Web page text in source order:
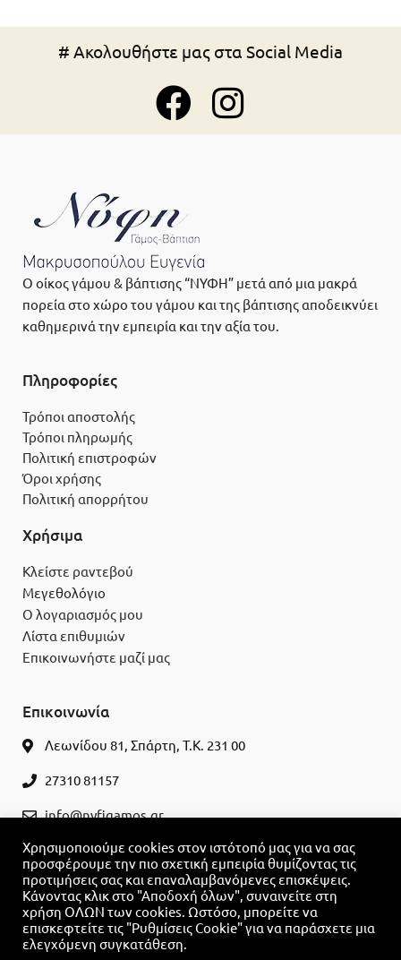
# Ακολουθήστε μας στα Social Media
Ο οίκος γάμου & βάπτισης “ΝΥΦΗ” μετά από μια μακρά
πορεία στο χώρο του γάμου και της βάπτισης αποδεικνύει
καθημερινά την εμπειρία και την αξία του.
Πληροφορίες
Τρόποι αποστολής
Τρόποι πληρωμής
Πολιτική επιστροφών
Όροι χρήσης
Πολιτική απορρήτου
Χρήσιμα
Κλείστε ραντεβού
Μεγεθολόγιο
Ο λογαριασμός μου
Λίστα επιθυμιών
Επικοινωνήστε μαζί μας
Επικοινωνία
Λεωνίδου 81, Σπάρτη, Τ.Κ. 231 00
27310 81157
info@nyfigamos.gr
ΚΛΕΊΣΤΕ ΡΑΝΤΕΒΟΎ
Χρησιμοποιούμε cookies στον ιστότοπό μας για να σας
προσφέρουμε την πιο σχετική εμπειρία θυμίζοντας τις
προτιμήσεις σας και επαναλαμβανόμενες επισκέψεις.
Κάνοντας κλικ στο "Αποδοχή όλων", συναινείτε στη
χρήση ΟΛΩΝ των cookies. Ωστόσο, μπορείτε να
επισκεφτείτε τις "Ρυθμίσεις Cookie" για να παράσχετε μια
ελεγχόμενη συγκατάθεση.